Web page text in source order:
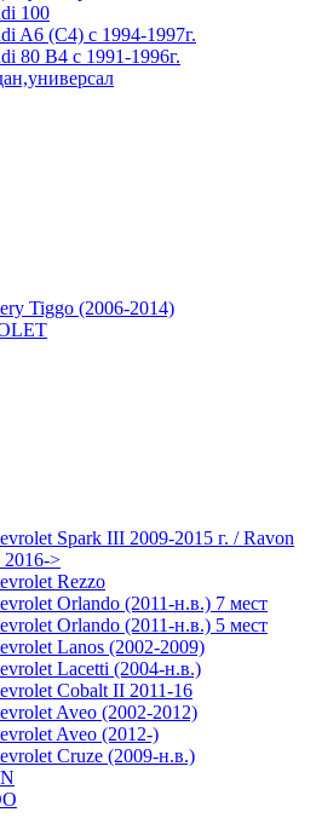
100
A6 (C4) с 1994-1997г.
80 В4 с 1991-1996г.
Tiggo (2006-2014)
Spark III 2009-2015 г. / Ravon
2016->
Rezzo
Orlando (2011-н.в.) 7 мест
Orlando (2011-н.в.) 5 мест
Lanos (2002-2009)
Lacetti (2004-н.в.)
Cobalt II 2011-16
Aveo (2002-2012)
Aveo (2012-)
Cruze (2009-н.в.)